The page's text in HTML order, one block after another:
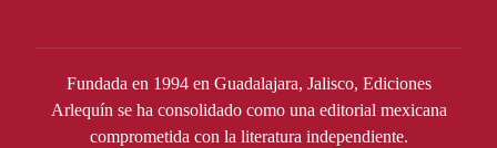
Fundada en 1994 en Guadalajara, Jalisco, Ediciones
Arlequín se ha consolidado como una editorial mexicana
comprometida con la literatura independiente.